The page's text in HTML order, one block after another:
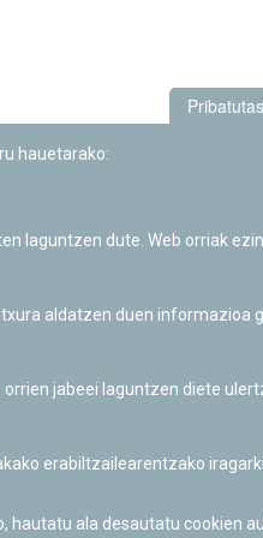
hauetarako:
laguntzen dute. Web orriak
aldatzen duen informazioa
jabeei laguntzen diete
erabiltzailearentzako
ala desautatu cookien